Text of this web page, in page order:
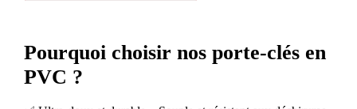
Pourquoi choisir nos porte-clés en
PVC ?